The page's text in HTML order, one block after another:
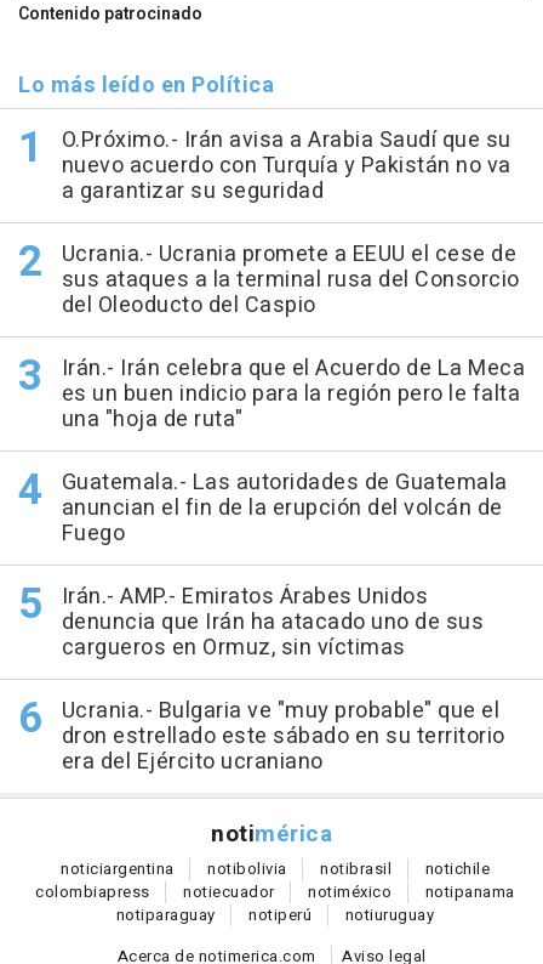
Contenido patrocinado
Lo más leído en Política
O.Próximo.- Irán avisa a Arabia Saudí que su
nuevo acuerdo con Turquía y Pakistán no va
a garantizar su seguridad
Ucrania.- Ucrania promete a EEUU el cese de
sus ataques a la terminal rusa del Consorcio
del Oleoducto del Caspio
Irán.- Irán celebra que el Acuerdo de La Meca
es un buen indicio para la región pero le falta
una "hoja de ruta"
Guatemala.- Las autoridades de Guatemala
anuncian el fin de la erupción del volcán de
Fuego
Irán.- AMP.- Emiratos Árabes Unidos
denuncia que Irán ha atacado uno de sus
cargueros en Ormuz, sin víctimas
Ucrania.- Bulgaria ve "muy probable" que el
dron estrellado este sábado en su territorio
era del Ejército ucraniano
notimérica
noticiargentina notibolivia notibrasil notichile
colombiapress notiecuador notiméxico notipanama
notiparaguay notiperú notiuruguay
Acerca de notimerica.com
Aviso legal